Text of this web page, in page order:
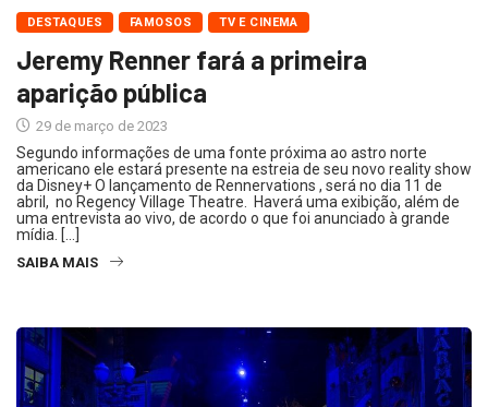
DESTAQUES FAMOSOS TV E CINEMA
Jeremy Renner fará a primeira
aparição pública
29 de março de 2023
Segundo informações de uma fonte próxima ao astro norte
americano ele estará presente na estreia de seu novo reality show
da Disney+ O lançamento de Rennervations , será no dia 11 de
abril, no Regency Village Theatre. Haverá uma exibição, além de
uma entrevista ao vivo, de acordo o que foi anunciado à grande
mídia. […]
SAIBA MAIS